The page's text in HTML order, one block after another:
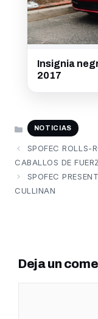
Insignia
2017
CATEGORÍAS
NOTICIAS
SPOFEC ROLLS-
CABALLOS DE
SPOFEC
CULLINAN
Deja un